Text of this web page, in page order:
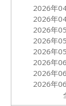
2026年
2026年
2026年
2026年
2026年
2026年
2026年
2026年